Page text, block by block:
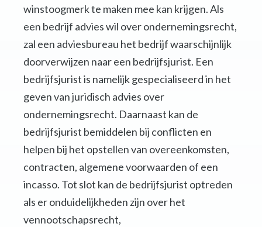
winstoogmerk te maken mee kan krijgen. Als
een bedrijf advies wil over ondernemingsrecht,
zal een adviesbureau het bedrijf waarschijnlijk
doorverwijzen naar een bedrijfsjurist. Een
bedrijfsjurist is namelijk gespecialiseerd in het
geven van juridisch advies over
ondernemingsrecht. Daarnaast kan de
bedrijfsjurist bemiddelen bij conflicten en
helpen bij het opstellen van overeenkomsten,
contracten, algemene voorwaarden of een
incasso. Tot slot kan de bedrijfsjurist optreden
als er onduidelijkheden zijn over het
vennootschapsrecht,